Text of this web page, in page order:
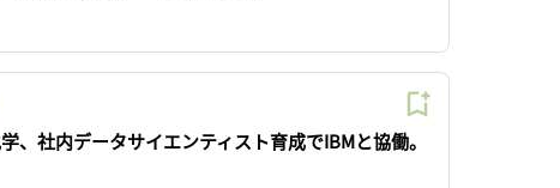
学、社内データサイエンティスト育成でIBMと協働。